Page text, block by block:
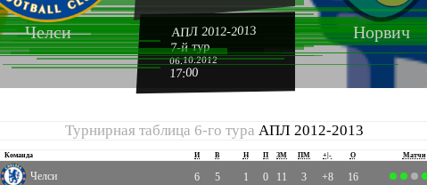
Челси Норвич
АПЛ 2012-2013
7-й тур
06.10.2012
17:00
Турнирная таблица 6-го тураАПЛ 2012-2013
Команда И В Н П ЗМ ПМ +|- О Матчи
Челси 6 5 1 0 11 3 +8 16